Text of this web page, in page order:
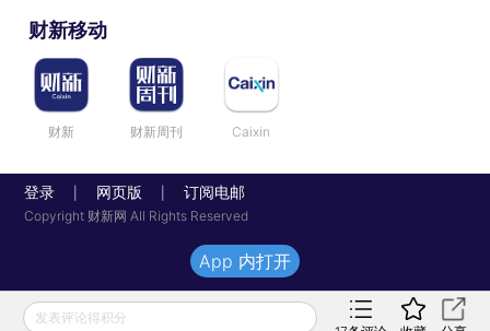
财新移动
财新 财新周刊 Caixin
登录 网页版 订阅电邮
Copyright 财新网 All Rights Reserved
发表评论得积分
App 内打开